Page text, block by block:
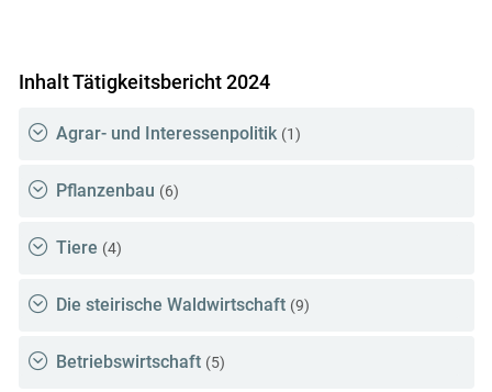
Inhalt Tätigkeitsbericht 2024
Agrar- und Interessenpolitik (1)
Pflanzenbau (6)
Tiere (4)
Die steirische Waldwirtschaft (9)
Betriebswirtschaft (5)